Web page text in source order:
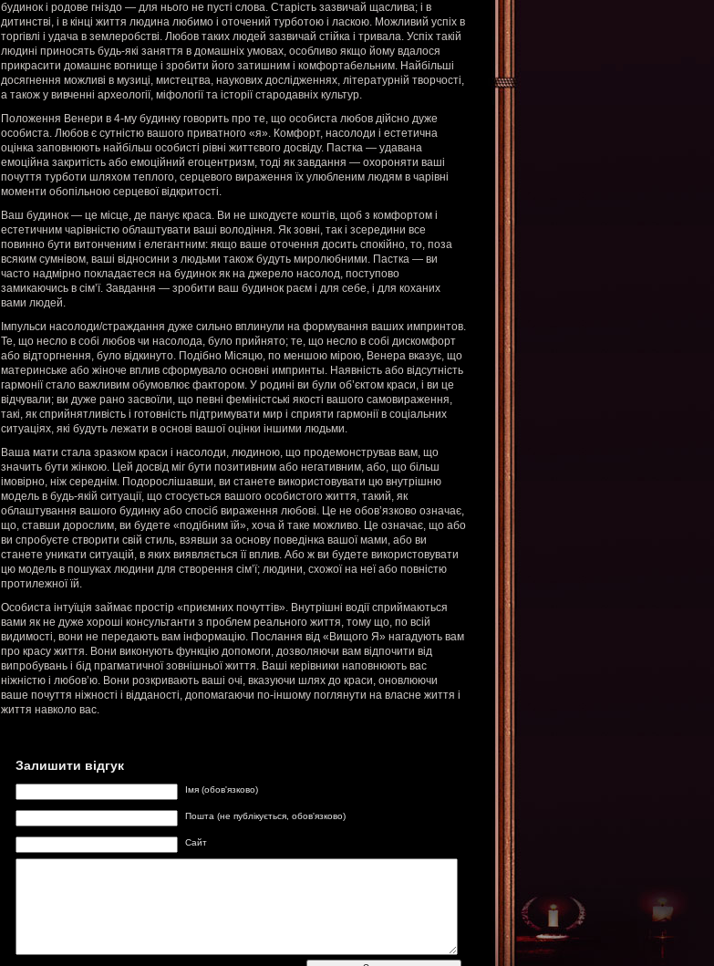
будинок і родове гніздо — для нього не пусті слова. Старість зазвичай щаслива; і в
дитинстві, і в кінці життя людина любимо і оточений турботою і ласкою. Можливий успіх в
торгівлі і удача в землеробстві. Любов таких людей зазвичай стійка і тривала. Успіх такій
людині приносять будь-які заняття в домашніх умовах, особливо якщо йому вдалося
прикрасити домашнє вогнище і зробити його затишним і комфортабельним. Найбільші
досягнення можливі в музиці, мистецтва, наукових дослідженнях, літературній творчості,
а також у вивченні археології, міфології та історії стародавніх культур.
Положення Венери в 4-му будинку говорить про те, що особиста любов дійсно дуже
особиста. Любов є сутністю вашого приватного «я». Комфорт, насолоди і естетична
оцінка заповнюють найбільш особисті рівні життєвого досвіду. Пастка — удавана
емоційна закритість або емоційний егоцентризм, тоді як завдання — охороняти ваші
почуття турботи шляхом теплого, серцевого вираження їх улюбленим людям в чарівні
моменти обопільною серцевої відкритості.
Ваш будинок — це місце, де панує краса. Ви не шкодуєте коштів, щоб з комфортом і
естетичним чарівністю облаштувати ваші володіння. Як зовні, так і зсередини все
повинно бути витонченим і елегантним: якщо ваше оточення досить спокійно, то, поза
всяким сумнівом, ваші відносини з людьми також будуть миролюбними. Пастка — ви
часто надмірно покладаєтеся на будинок як на джерело насолод, поступово
замикаючись в сім’ї. Завдання — зробити ваш будинок раєм і для себе, і для коханих
вами людей.
Імпульси насолоди/страждання дуже сильно вплинули на формування ваших импринтов.
Те, що несло в собі любов чи насолода, було прийнято; те, що несло в собі дискомфорт
або відторгнення, було відкинуто. Подібно Місяцю, по меншою мірою, Венера вказує, що
материнське або жіноче вплив сформувало основні импринты. Наявність або відсутність
гармонії стало важливим обумовлює фактором. У родині ви були об’єктом краси, і ви це
відчували; ви дуже рано засвоїли, що певні феміністські якості вашого самовираження,
такі, як сприйнятливість і готовність підтримувати мир і сприяти гармонії в соціальних
ситуаціях, які будуть лежати в основі вашої оцінки іншими людьми.
Ваша мати стала зразком краси і насолоди, людиною, що продемонстрував вам, що
значить бути жінкою. Цей досвід міг бути позитивним або негативним, або, що більш
імовірно, ніж середнім. Подорослішавши, ви станете використовувати цю внутрішню
модель в будь-якій ситуації, що стосується вашого особистого життя, такий, як
облаштування вашого будинку або спосіб вираження любові. Це не обов’язково означає,
що, ставши дорослим, ви будете «подібним їй», хоча й таке можливо. Це означає, що або
ви спробуєте створити свій стиль, взявши за основу поведінка вашої мами, або ви
станете уникати ситуацій, в яких виявляється її вплив. Або ж ви будете використовувати
цю модель в пошуках людини для створення сім’ї; людини, схожої на неї або повністю
протилежної їй.
Особиста інтуїція займає простір «приємних почуттів». Внутрішні водії сприймаються
вами як не дуже хороші консультанти з проблем реального життя, тому що, по всій
видимості, вони не передають вам інформацію. Послання від «Вищого Я» нагадують вам
про красу життя. Вони виконують функцію допомоги, дозволяючи вам відпочити від
випробувань і бід прагматичної зовнішньої життя. Ваші керівники наповнюють вас
ніжністю і любов’ю. Вони розкривають ваші очі, вказуючи шлях до краси, оновлюючи
ваше почуття ніжності і відданості, допомагаючи по-іншому поглянути на власне життя і
життя навколо вас.
Залишити відгук
Імя (обов'язково)
Пошта (не публікується, обов'язково)
Сайт